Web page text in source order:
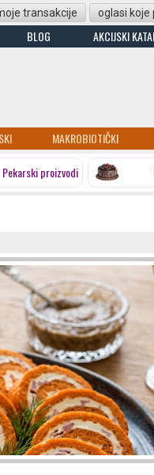
transakcije oglasi koje
BLOG AKCIJSKI
MAKROBIOTIČKI
Pekarski proizvodi